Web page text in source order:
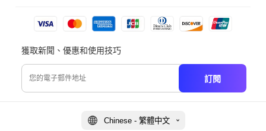
獲取新聞、優惠和使用技巧
訂閱
Chinese - 繁體中文